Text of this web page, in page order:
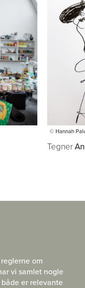
©
om
vi samlet nogle
er relevante